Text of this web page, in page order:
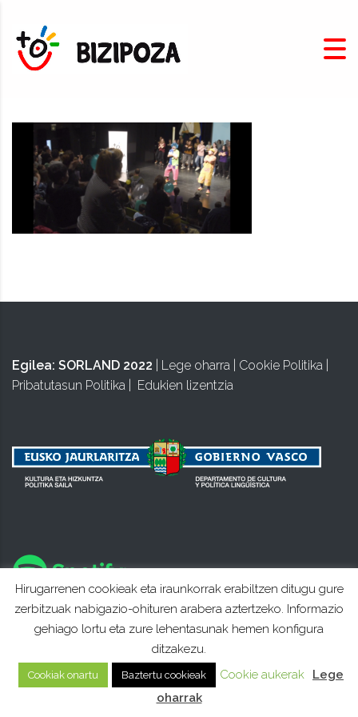
Egilea: SORLAND 2022 Lege oharra Cookie Politika
Pribatutasun Politika
Edukien lizentzia
Hirugarrenen cookieak eta iraunkorrak erabiltzen ditugu gure
zerbitzuak nabigazio-ohituren arabera aztertzeko. Informazio
gehiago lortu eta zure lehentasunak hemen konfigura
ditzakezu.
Cookiak onartu Baztertu cookieak Cookie aukerak
Lege
oharrak